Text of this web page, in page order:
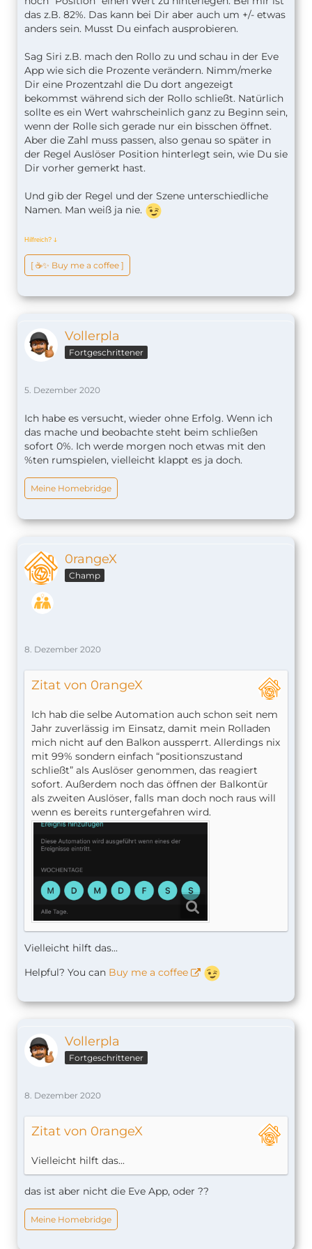
das z.B. 82%. Das kann bei Dir aber auch um +/- etwas
anders sein. Musst Du einfach ausprobieren.
Sag Siri z.B. mach den Rollo zu und schau in der Eve
App wie sich die Prozente verändern. Nimm/merke
Dir eine Prozentzahl die Du dort angezeigt
bekommst während sich der Rollo schließt. Natürlich
sollte es ein Wert wahrscheinlich ganz zu Beginn sein,
wenn der Rolle sich gerade nur ein bisschen öffnet.
Aber die Zahl muss passen, also genau so später in
der Regel Auslöser Position hinterlegt sein, wie Du sie
Dir vorher gemerkt hast.
Und gib der Regel und der Szene unterschiedliche
Namen. Man weiß ja nie.
Hilfreich? ↆ
[ ☕️✨ Buy me a coffee ]
Vollerpla
Fortgeschrittener
5. Dezember 2020
Ich habe es versucht, wieder ohne Erfolg. Wenn ich
das mache und beobachte steht beim schließen
sofort 0%. Ich werde morgen noch etwas mit den
%ten rumspielen, vielleicht klappt es ja doch.
Meine Homebridge
0rangeX
Champ
8. Dezember 2020
Zitat von 0rangeX
Ich hab die selbe Automation auch schon seit nem
Jahr zuverlässig im Einsatz, damit mein Rolladen
mich nicht auf den Balkon aussperrt. Allerdings nix
mit 99% sondern einfach “positionszustand
schließt” als Auslöser genommen, das reagiert
sofort. Außerdem noch das öffnen der Balkontür
als zweiten Auslöser, falls man doch noch raus will
wenn es bereits runtergefahren wird.
Vielleicht hilft das...
Helpful? You can Buy me a coffee
Vollerpla
Fortgeschrittener
8. Dezember 2020
Zitat von 0rangeX
Vielleicht hilft das...
das ist aber nicht die Eve App, oder ??
Meine Homebridge